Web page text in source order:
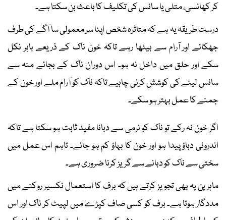
کر کھانسی، متلی یا سانس کی تکلیف کا باعث بن سکتا ہے۔
درست طریقہ یہ ہے کہ متاثرہ شخص اپنا سر معمولی سا آگے کی طرف
جھکائے اور آرام سے بیٹھا رہے تاکہ خون ناک کے ذریعے باہر نکل
سکے اور حلق میں داخل نہ ہو۔ اس دوران ناک کے بجائے منہ سے
سانس لینے کی کوشش کرنی چاہیے تاکہ ناک کو آرام ملے اور خون کے
جمنے کا عمل بہتر ہو سکے۔
اگر خون نہ رکے تو ناک کو نرمی سے دبانا مفید ثابت ہو سکتا ہے تاکہ
اندرونی دباؤ پیدا ہو اور خون کا بہاؤ کم ہو جائے۔ تاہم اس عمل میں
سختی سے ناک کو دبانے سے گریز کرنا ضروری ہے۔
ماہرین یہ بھی تجویز کرتے ہیں کہ برف کا استعمال نکسیر روکنے میں
مددگار ہوتا ہے۔ برف کو کسی صاف کپڑے میں لپیٹ کر ناک اور اس